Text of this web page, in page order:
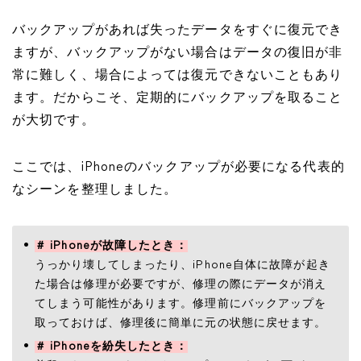
バックアップがあれば失ったデータをすぐに復元でき
ますが、バックアップがない場合はデータの復旧が非
常に難しく、場合によっては復元できないこともあり
ます。だからこそ、定期的にバックアップを取ること
が大切です。
ここでは、iPhoneのバックアップが必要になる代表的
なシーンを整理しました。
＃ iPhoneが故障したとき：
うっかり壊してしまったり、iPhone自体に故障が起き
た場合は修理が必要ですが、修理の際にデータが消え
てしまう可能性があります。修理前にバックアップを
取っておけば、修理後に簡単に元の状態に戻せます。
＃ iPhoneを紛失したとき：